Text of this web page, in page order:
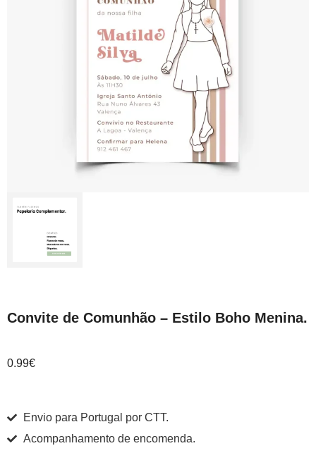
Convite de Comunhão – Estilo Boho Menina.
0.99€
Envio para Portugal por CTT.
Acompanhamento de encomenda.